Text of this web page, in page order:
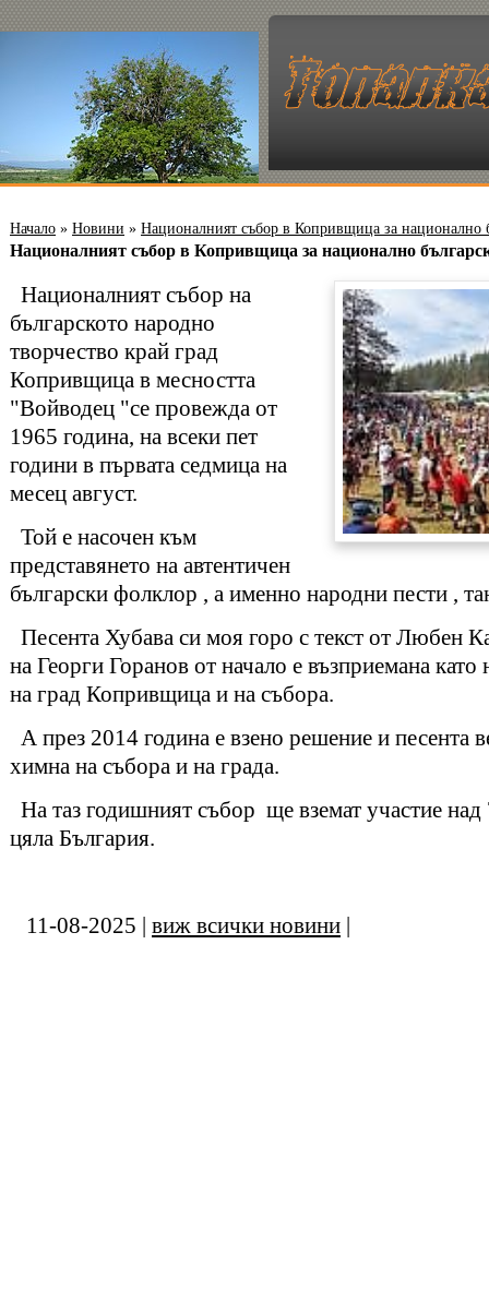
Начало » Новини » Националният събор в Копривщица за национално
Националният събор в Копривщица за национално
Националният събор на
българското народно
творчество край град
Копривщица в месността
"Войводец "се провежда от
1965 година, на всеки пет
години в първата седмица на
месец август.
Той е насочен към
представянето на автентичен
български фолклор , а именно народни пести ,
Песента Хубава си моя горо с текст от Любен
на Георги Горанов от начало е възприемана
на град Копривщица и на събора.
А през 2014 година е взено решение и песента
химна на събора и на града.
На таз годишният събор ще вземат участие
цяла България.
11-08-2025 | виж всички новини |